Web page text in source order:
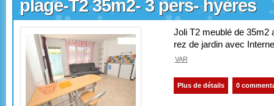
plage-T2 35m2- 3 pers- hyères
Joli T2 meublé de 35m2
rez de jardin avec
VAR
Plus de détails 0